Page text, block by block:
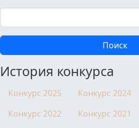
Поиск
История конкурса
Конкурс 2025 Конкурс 2024
Конкурс 2022
Конкурс 2021